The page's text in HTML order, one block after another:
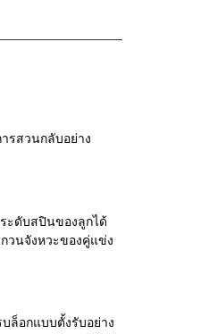
รสวนกลับอย่าง
ระดับสปินของลูกได้
วนจังหวะของคู่แข่ง
บล็อกแบบตั้งรับอย่าง